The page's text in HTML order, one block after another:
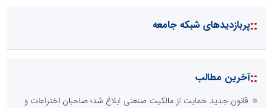
::پربازدیدهای شبکه جامعه
::آخرین مطالب
قانون جدید حمایت از مالکیت صنعتی ابلاغ شد؛ صاحبان اختراعات و